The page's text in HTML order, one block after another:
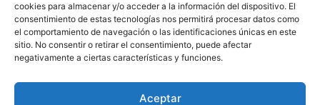
cookies para almacenar y/o acceder a la información del dispositivo. El
consentimiento de estas tecnologías nos permitirá procesar datos como
el comportamiento de navegación o las identificaciones únicas en este
sitio. No consentir o retirar el consentimiento, puede afectar
negativamente a ciertas características y funciones.
Aceptar